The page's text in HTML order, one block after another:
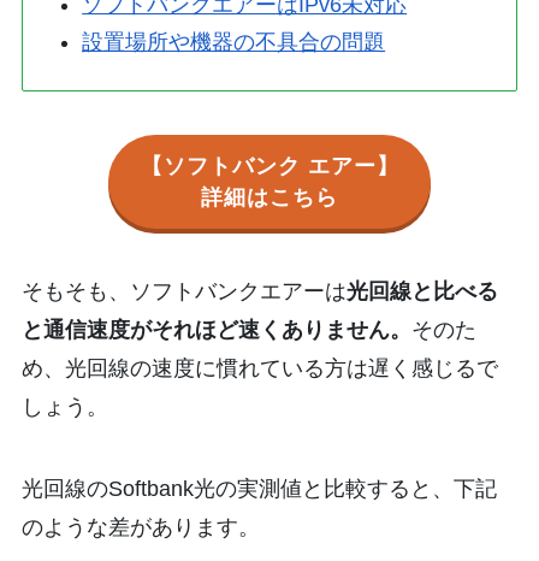
ソフトバンクエアーはIPv6未対応
設置場所や機器の不具合の問題
【ソフトバンク エアー】
詳細はこちら
そもそも、ソフトバンクエアーは光回線と比べる
と通信速度がそれほど速くありません。 そのた
め、光回線の速度に慣れている方は遅く感じるで
しょう。
光回線のSoftbank光の実測値と比較すると、下記
のような差があります。